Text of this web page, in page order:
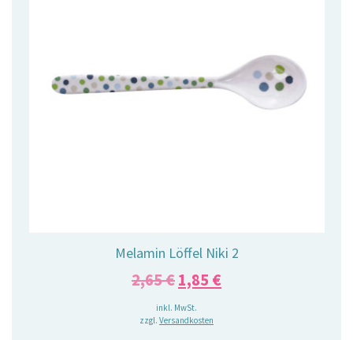
Melamin Löffel Niki 2
2,65€Ursprünglicher
Preis
war:
1,85 €Aktueller
inkl. MwSt.
zzgl. Versandkosten